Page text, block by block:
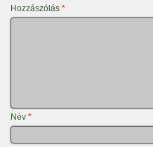
Hozzászólás *
Név *